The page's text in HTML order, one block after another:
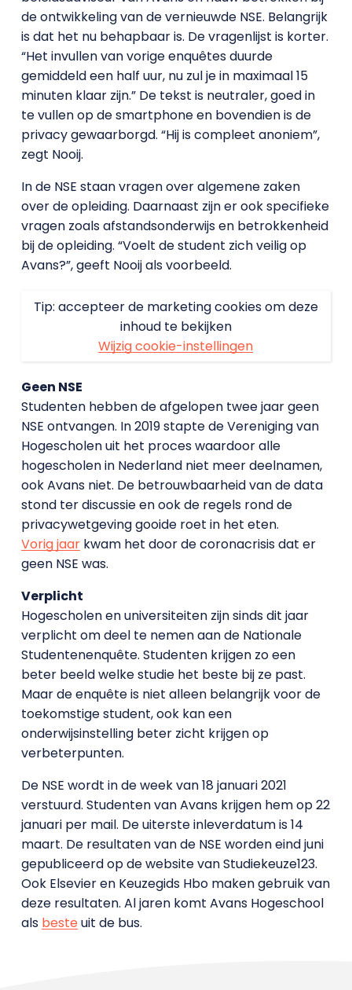
de ontwikkeling van de vernieuwde NSE. Belangrijk
is dat het nu behapbaar is. De vragenlijst is korter.
“Het invullen van vorige enquêtes duurde
gemiddeld een half uur, nu zul je in maximaal 15
minuten klaar zijn.” De tekst is neutraler, goed in
te vullen op de smartphone en bovendien is de
privacy gewaarborgd. “Hij is compleet anoniem”,
zegt Nooij.
In de NSE staan vragen over algemene zaken
over de opleiding. Daarnaast zijn er ook specifieke
vragen zoals afstandsonderwijs en betrokkenheid
bij de opleiding. “Voelt de student zich veilig op
Avans?”, geeft Nooij als voorbeeld.
Tip: accepteer de marketing cookies om deze
inhoud te bekijken
Wijzig cookie-instellingen
Geen NSE
Studenten hebben de afgelopen twee jaar geen
NSE ontvangen. In 2019 stapte de Vereniging van
Hogescholen uit het proces waardoor alle
hogescholen in Nederland niet meer deelnamen,
ook Avans niet. De betrouwbaarheid van de data
stond ter discussie en ook de regels rond de
privacywetgeving gooide roet in het eten.
Vorig jaarkwam het door de coronacrisis dat er
geen NSE was.
Verplicht
Hogescholen en universiteiten zijn sinds dit jaar
verplicht om deel te nemen aan de Nationale
Studentenenquête. Studenten krijgen zo een
beter beeld welke studie het beste bij ze past.
Maar de enquête is niet alleen belangrijk voor de
toekomstige student, ook kan een
onderwijsinstelling beter zicht krijgen op
verbeterpunten.
De NSE wordt in de week van 18 januari 2021
verstuurd. Studenten van Avans krijgen hem op 22
januari per mail. De uiterste inleverdatum is 14
maart. De resultaten van de NSE worden eind juni
gepubliceerd op de website van Studiekeuze123.
Ook Elsevier en Keuzegids Hbo maken gebruik van
deze resultaten. Al jaren komt Avans Hogeschool
als besteuit de bus.